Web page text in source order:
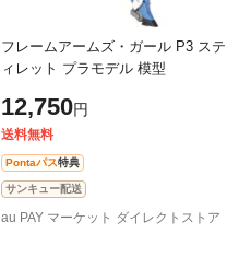
フレームアームズ・ガール P3 ステ
ィレット プラモデル 模型
12,750円
送料無料
Pontaパス特典
サンキュー配送
au PAY マーケット ダイレクトストア